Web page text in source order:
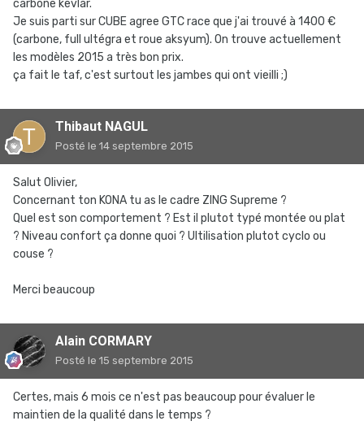
carbone kevlar.
Je suis parti sur CUBE agree GTC race que j'ai trouvé à 1400 €
(carbone, full ultégra et roue aksyum). On trouve actuellement
les modèles 2015 a très bon prix.
ça fait le taf, c'est surtout les jambes qui ont vieilli ;)
Thibaut NAGUL
Posté le 14 septembre 2015
Salut Olivier,
Concernant ton KONA tu as le cadre ZING Supreme ?
Quel est son comportement ? Est il plutot typé montée ou plat
? Niveau confort ça donne quoi ? Ultilisation plutot cyclo ou
couse ?
Merci beaucoup
Alain CORMARY
Posté le 15 septembre 2015
Certes, mais 6 mois ce n'est pas beaucoup pour évaluer le
maintien de la qualité dans le temps ?